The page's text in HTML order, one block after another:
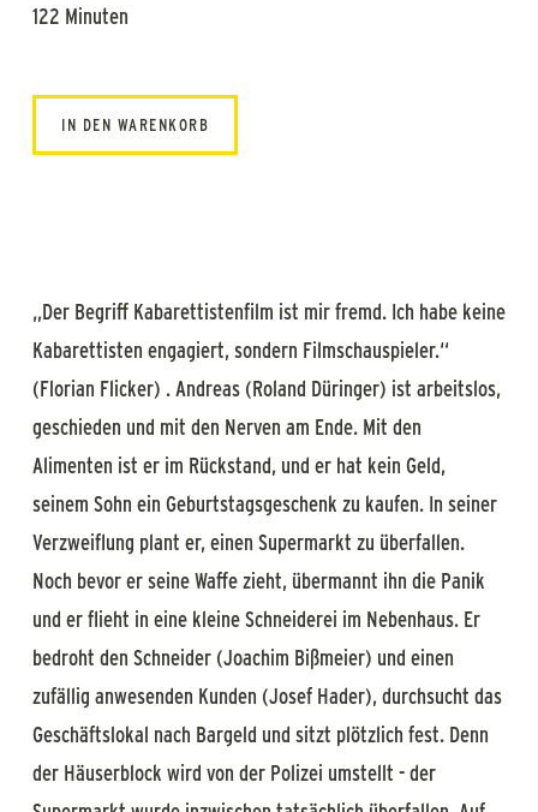
122 Minuten
IN DEN WARENKORB
„Der Begriff Kabarettistenfilm ist mir fremd. Ich habe keine
Kabarettisten engagiert, sondern Filmschauspieler.“
(Florian Flicker) . Andreas (Roland Düringer) ist arbeitslos,
geschieden und mit den Nerven am Ende. Mit den
Alimenten ist er im Rückstand, und er hat kein Geld,
seinem Sohn ein Geburtstagsgeschenk zu kaufen. In seiner
Verzweiflung plant er, einen Supermarkt zu überfallen.
Noch bevor er seine Waffe zieht, übermannt ihn die Panik
und er flieht in eine kleine Schneiderei im Nebenhaus. Er
bedroht den Schneider (Joachim Bißmeier) und einen
zufällig anwesenden Kunden (Josef Hader), durchsucht das
Geschäftslokal nach Bargeld und sitzt plötzlich fest. Denn
der Häuserblock wird von der Polizei umstellt - der